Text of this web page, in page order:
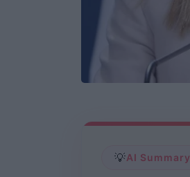
💡AI Summary